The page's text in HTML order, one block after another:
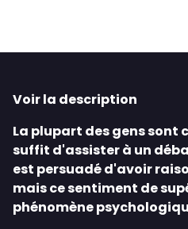
Voir la description
La plupart des gens sont
suffit d'assister à un
est persuadé d'avoir
mais ce sentiment de
phénomène